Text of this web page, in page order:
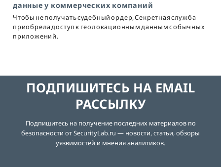
данные у коммерческих компаний
Чтобы не получать судебный ордер, Секретная служба
приобрела доступ к геолокационным данным с обычных
приложений.
ПОДПИШИТЕСЬ НА EMAIL
РАССЫЛКУ
Подпишитесь на получение последних материалов по
безопасности от SecurityLab.ru — новости, статьи, обзоры
уязвимостей и мнения аналитиков.